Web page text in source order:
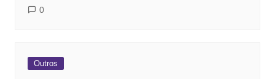
0
Outros